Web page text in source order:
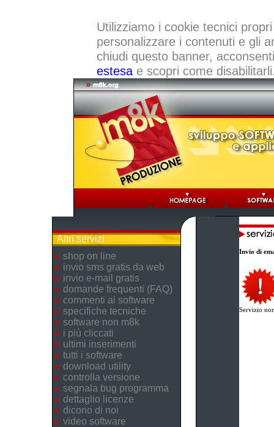
Utilizziamo i cookie tecnici
personalizzare i contenuti e gli
chiudi questo banner,
estesae scopri come
Altri servizi
shop on line
invio sms gratis da web
invio e-mail gratis
domande frequenti (FAQ)
commenti ai software
specifiche tecniche
software non m8k
i più cliccati
ultimi inserimenti
tutti i software
download utility
controlla versione
segnala bug programma
dettaglio licenze
dicono di noi
video software
Invio di
Servizio